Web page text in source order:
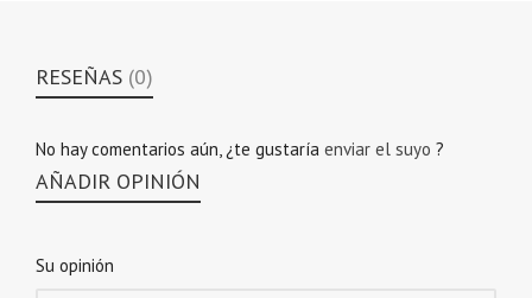
RESEÑAS (0)
No hay comentarios aún, ¿te gustaría enviar el suyo ?
AÑADIR OPINIÓN
Su opinión